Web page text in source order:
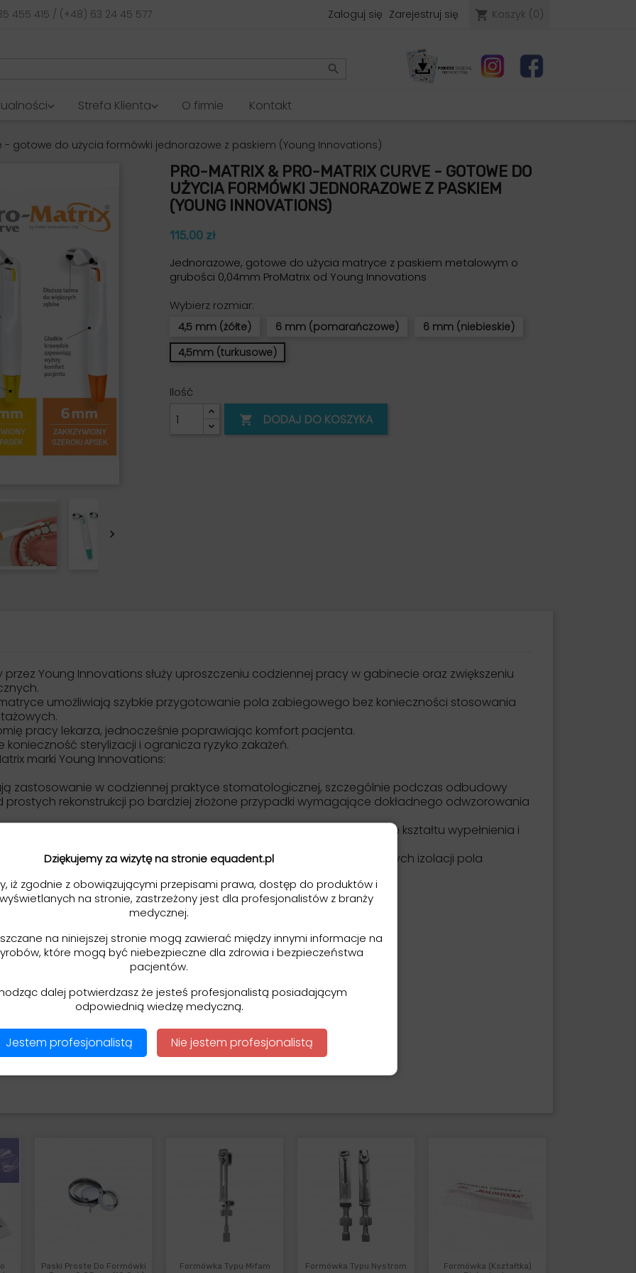
455 415 / (+48) 63 24 45 577 Zaloguj się Zarejestruj się shopping_cart Koszyk (0)

Strefa Klienta O firmie Kontakt
- gotowe do użycia formówki jednorazowe z paskiem (Young Innovations)

PRO-MATRIX & PRO-MATRIX CURVE - GOTOWE DO
UŻYCIA FORMÓWKI JEDNORAZOWE Z PASKIEM
(YOUNG INNOVATIONS)
115,00 zł
Jednorazowe, gotowe do użycia matryce z paskiem metalowym o
grubości 0,04mm ProMatrix od Young Innovations
Wybierz rozmiar:
4,5 mm (żółte) 6 mm (pomarańczowe)
6 mm (niebieskie)
4,5mm (turkusowe)
Ilość
 DODAJ DO KOSZYKA
Young Innovations służy uproszczeniu codziennej pracy w gabinecie oraz zwiększeniu
umożliwiają szybkie przygotowanie pola zabiegowego bez konieczności stosowania
pracy lekarza, jednocześnie poprawiając komfort pacjenta.
sterylizacji i ogranicza ryzyko zakażeń.
marki Young Innovations:
zastosowanie w codziennej praktyce stomatologicznej, szczególnie podczas odbudowy
prostych rekonstrukcji po bardziej złożone przypadki wymagające dokładnego odwzorowania
kompozytowymi oraz amalgamatem, umożliwiając kontrolę kształtu wypełnienia i
obszarach jamy ustnej, również w procedurach wymagających izolacji pola
zęba dzięki odpowiedniemu profilowi taśmy,
klinami stomatologicznymi,
szerokości dopasowanych do sytuacji klinicznej.
0,04mm !
(4,5 mm);
CURVE(6 mm);
mm);
mm).
Paski Proste Do Formówki
Formówka Typu Mifam Formówka Typu Nystrom
Formówka (kształtka)
Dziękujemy za wizytę na stronie equadent.pl
iż zgodnie z obowiązującymi przepisami prawa, dostęp do produktów i
na stronie, zastrzeżony jest dla profesjonalistów z branży
medycznej.
na niniejszej stronie mogą zawierać między innymi informacje na
które mogą być niebezpieczne dla zdrowia i bezpieczeństwa
pacjentów.
dalej potwierdzasz że jesteś profesjonalistą posiadającym
odpowiednią wiedzę medyczną.
Jestem profesjonalistą Nie jestem profesjonalistą